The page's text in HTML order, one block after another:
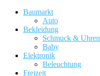
Baumarkt
Auto
Bekleidung
Schmuck & Uhren
Baby
Elektronik
Beleuchtung
Freizeit